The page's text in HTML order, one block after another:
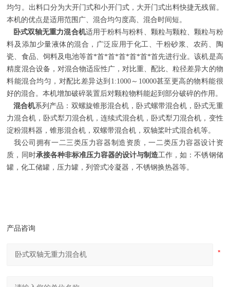
均匀。出料口分为大开门式和小开门式，大开门式出料快捷无残留。
本机的优点是适用范围广、混合均匀度高、混合时间短。
卧式双轴无重力混合机适用于粉料与粉料、颗粒与颗粒、颗粒与粉
料及添加少量液体的混合，广泛应用于化工、干粉砂浆、农药、陶
瓷、食品、饲料及电池等首*首*首*首*首*首*首先进行业。该机是高
精度混合设备，对混合物适应性广，对比重、配比、粒径差异大的物
料能混合均匀，对配比差异达到1:1000～10000甚至更高的物料能很
好的混合。本机增加破碎装置后对颗粒物料能起到部分破碎的作用。
混合机系列产品：双螺旋锥形混合机，卧式螺带混合机，卧式无重
力混合机，卧式犁刀混合机，连续式混合机，卧式犁刀混合机，变性
淀粉混料器，锥形混合机，双螺带混合机，双轴桨叶式混合机等。
我公司拥有一二三类压力容器制造资质，一二类压力容器设计资
质，同时承接各种非标准压力容器的设计与制造工作，如：不锈钢储
罐，化工储罐，压力罐，列管式冷凝器，不锈钢换热器等。
产品咨询